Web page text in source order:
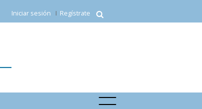
Iniciar sesión Regístrate